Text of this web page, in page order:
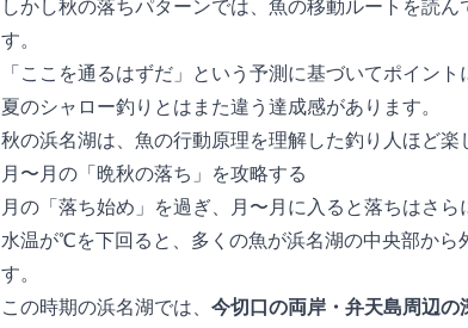
しかし秋の落ちパターンでは、魚の移動ルートを読ん
す。
「ここを通るはずだ」という予測に基づいてポイン
夏のシャロー釣りとはまた違う達成感があります。
秋の浜名湖は、魚の行動原理を理解した釣り人ほど楽
11月〜12月の「晩秋の落ち」を攻略する
10月の「落ち始め」を過ぎ、11月〜12月に入ると落ちはさ
水温が15℃を下回ると、多くの魚が浜名湖の中央部か
す。
この時期の浜名湖では、 今切口の両岸・弁天島周辺の